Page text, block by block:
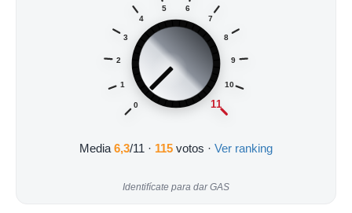
0
1
2
3
4
5 6
7
8
9
10
11
Media 6,3/11 · 115 votos · Ver ranking
Identifícate para dar GAS